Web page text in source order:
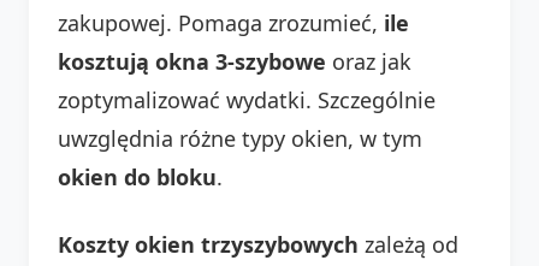
zakupowej. Pomaga zrozumieć, ile
kosztują okna 3-szybowe oraz jak
zoptymalizować wydatki. Szczególnie
uwzględnia różne typy okien, w tym
okien do bloku.
Koszty okien trzyszybowych zależą od